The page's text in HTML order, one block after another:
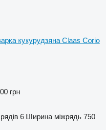
кукурудзяна Claas Corio
грн
6 Ширина міжрядь 750